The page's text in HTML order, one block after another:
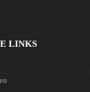
LINKS